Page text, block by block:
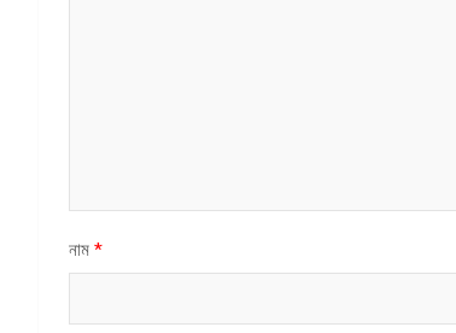
নাম *